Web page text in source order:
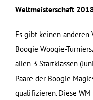
Weltmeisterschaft
Es gibt keinen anderen
Boogie Woogie-
allen 3 Startklassen
Paare der Boogie
qualifizieren. Diese